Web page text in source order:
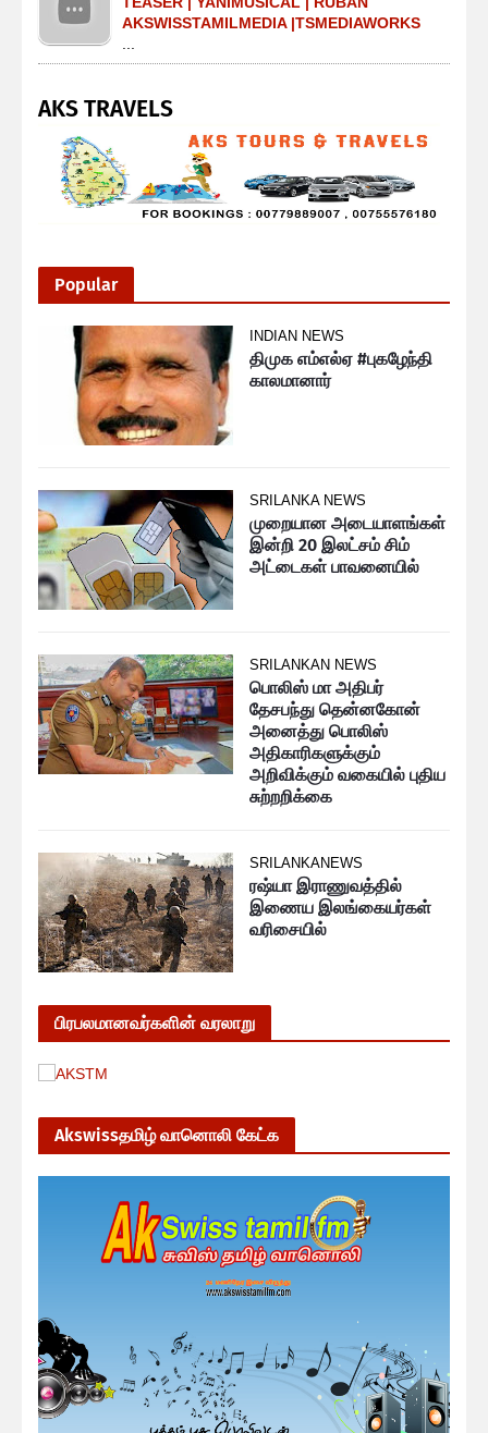
AKSWISSTAMILMEDIA |TSMEDIAWORKS
...
AKS TRAVELS
Popular
INDIAN NEWS
திமுக எம்எல்ஏ #புகழேந்தி
காலமானார்
SRILANKA NEWS
முறையான அடையாளங்கள்
இன்றி 20 இலட்சம் சிம்
அட்டைகள் பாவனையில்
SRILANKAN NEWS
பொலிஸ் மா அதிபர்
தேசபந்து தென்னகோன்
அனைத்து பொலிஸ்
அதிகாரிகளுக்கும்
அறிவிக்கும் வகையில் புதிய
சுற்றறிக்கை
SRILANKANEWS
ரஷ்யா இராணுவத்தில்
இணைய இலங்கையர்கள்
வரிசையில்
பிரபலமானவர்களின் வரலாறு
Akswissதமிழ் வானொலி கேட்க